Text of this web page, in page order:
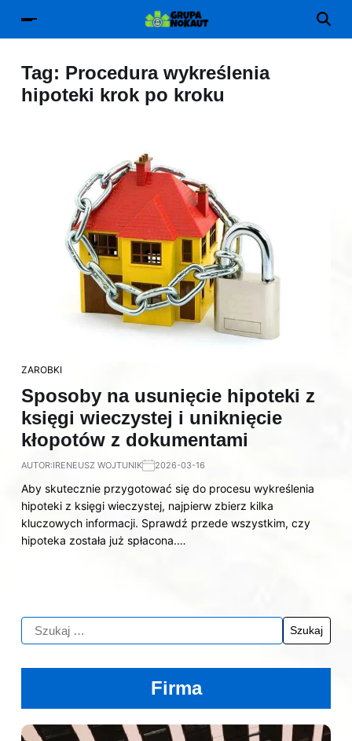
Tag: Procedura wykreślenia
hipoteki krok po kroku
ZAROBKI
Sposoby na usunięcie hipoteki z
księgi wieczystej i uniknięcie
kłopotów z dokumentami
AUTOR:IRENEUSZ WOJTUNIK 2026-03-16
Aby skutecznie przygotować się do procesu wykreślenia
hipoteki z księgi wieczystej, najpierw zbierz kilka
kluczowych informacji. Sprawdź przede wszystkim, czy
hipoteka została już spłacona.…
Firma